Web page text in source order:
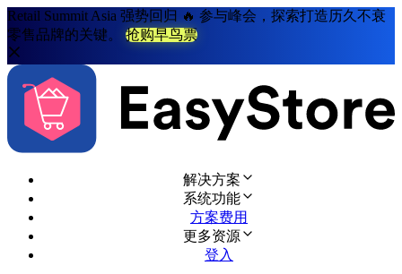
Retail Summit Asia 强势回归 🔥 参与峰会，探索打造历久不衰
零售品牌的关键。
抢购早鸟票
解决方案
系统功能
方案费用
更多资源
登入